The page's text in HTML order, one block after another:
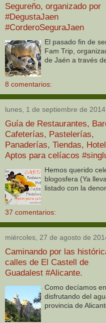
Segureño, organizado por
#DegustaJaen
#CorderoSeguraJaen
El pasado fin de
Fam Trip,
de Jaén a través
8 comentarios:
lunes, 1 de septiembre de 2014
Guía de Restaurantes,
Cafeterías, Pastelerías,
Panaderías, Tiendas,
Aptos para celíacos
Hemos querido
blogosfera (Ya
listado con la
37 comentarios:
miércoles, 27 de agosto de
Caminando por las
calles de El Castell de
Guadalest #Alicante.
Como decíamos
disfrutando del
provincia de